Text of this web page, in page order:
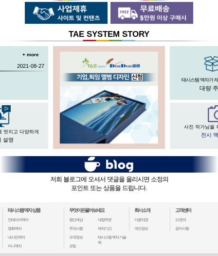
TAE SYSTEM STORY
+ more
2021-08-27
태시스템 액자가
대량
멋지고 다양하게
설명
사진 작가님을
전시
저희 블로그에 오셔서 댓글을 올리시면 소정의
포인트 또는 상품을 드립니다.
태시스템 액자 상품
인테리어액자
명화액자
내사진액자
미니액자
무엇이든물어보세요
원단색상
주의사항
규격정보
코팅
대량주문
제작기간
태시스템 액자 기술
력
회사소개
이용약관
개인정보
고객센터
1:1 문의
공지사항